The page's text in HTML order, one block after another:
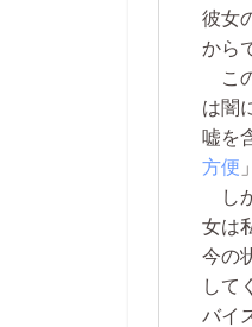
彼女
から
こ
は闇
嘘を
方便
し
女は
今の
して
バイ